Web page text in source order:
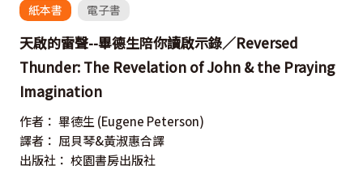
紙本書 電子書
天啟的雷聲--畢德生陪你讀啟示錄／Reversed
Thunder: The Revelation of John & the Praying
Imagination
作者： 畢德生 (Eugene Peterson)
譯者： 屈貝琴&黃淑惠合譯
出版社： 校園書房出版社